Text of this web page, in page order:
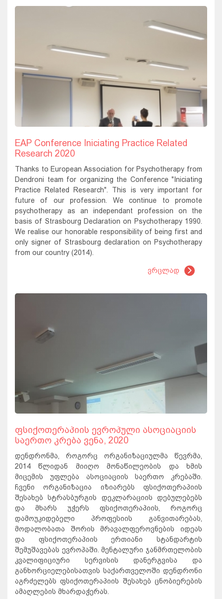
EAP Conference Iniciating Practice Related
Research 2020
Thanks to European Association for Psychotherapy from
Dendroni team for organizing the Conference "Iniciating
Practice Related Research". This is very important for
future of our profession. We continue to promote
psychotherapy as an independant profession on the
basis of Strasbourg Declaration on Psychotherapy 1990.
We realise our honorable responsibility of being first and
only signer of Strasbourg declaration on Psychotherapy
from our country (2014).
ვრცლად
ფსიქოთერაპიის ევროპული ასოციაციის
საერთო კრება ვენა, 2020
დენდრონმა, როგორც ორგანიზაციულმა წევრმა,
2014 წლიდან მიიღო მონაწილეობის და ხმის
მიცემის უფლება ასოციაციის საერთო კრებაში.
ჩვენი ორგანიზაცია იზიარებს ფსიქოთერაპიის
შესახებ სტრასბურგის დეკლარაციის დებულებებს
და მხარს უჭერს ფსიქოთერაპიის, როგორც
დამოუკიდებელი პროფესიის განვითარებას,
მოდალობათა შორის მრავალფეროვნების იდეას
და ფსიქოთერაპიის ერთიანი სტანდარტის
შემუშავებას ევროპაში. მენტალური ჯანმრთელობის
კვალიფიციური სერვისის დანერგვისა და
განხორციელებისათვის საქართველოში დენდრონი
აგრძელებს ფსიქოთერაპიის შესახებ ცნობიერების
ამაღლების მხარდაჭერას.